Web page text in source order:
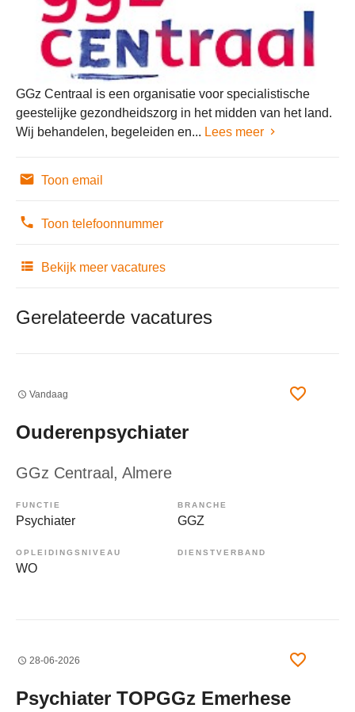
GGz Centraal is een organisatie voor specialistische
geestelijke gezondheidszorg in het midden van het land.
Wij behandelen, begeleiden en... Lees meer
Toon email
Toon telefoonnummer
Bekijk meer vacatures
Gerelateerde vacatures
Vandaag
Ouderenpsychiater
GGz Centraal, Almere
FUNCTIE
Psychiater
BRANCHE
GGZ
OPLEIDINGSNIVEAU
WO
DIENSTVERBAND
28-06-2026
Psychiater TOPGGz Emerhese